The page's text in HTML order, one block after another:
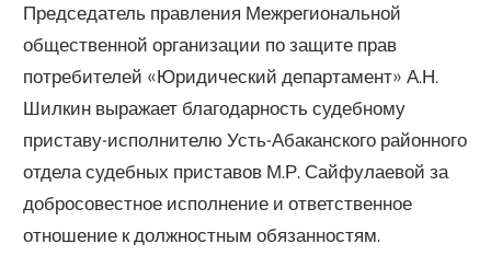
Председатель правления Межрегиональной
общественной организации по защите прав
потребителей «Юридический департамент» А.Н.
Шилкин выражает благодарность судебному
приставу-исполнителю Усть-Абаканского районного
отдела судебных приставов М.Р. Сайфулаевой за
добросовестное исполнение и ответственное
отношение к должностным обязанностям.